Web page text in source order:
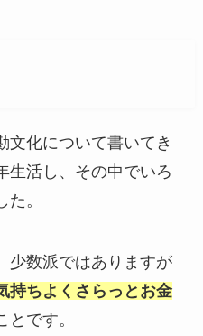
文化について書いてき
生活し、その中でいろ
。
少数派ではありますが
持ちよくさらっとお金
とです。